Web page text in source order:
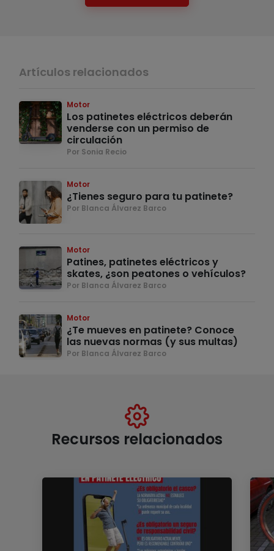
Artículos relacionados
Motor
Los patinetes eléctricos deberán
venderse con un permiso de
circulación
Por Sonia Recio
Motor
¿Tienes seguro para tu patinete?
Por Blanca Álvarez Barco
Motor
Patines, patinetes eléctricos y
skates, ¿son peatones o vehículos?
Por Blanca Álvarez Barco
Motor
¿Te mueves en patinete? Conoce
las nuevas normas (y sus multas)
Por Blanca Álvarez Barco
Recursos relacionados